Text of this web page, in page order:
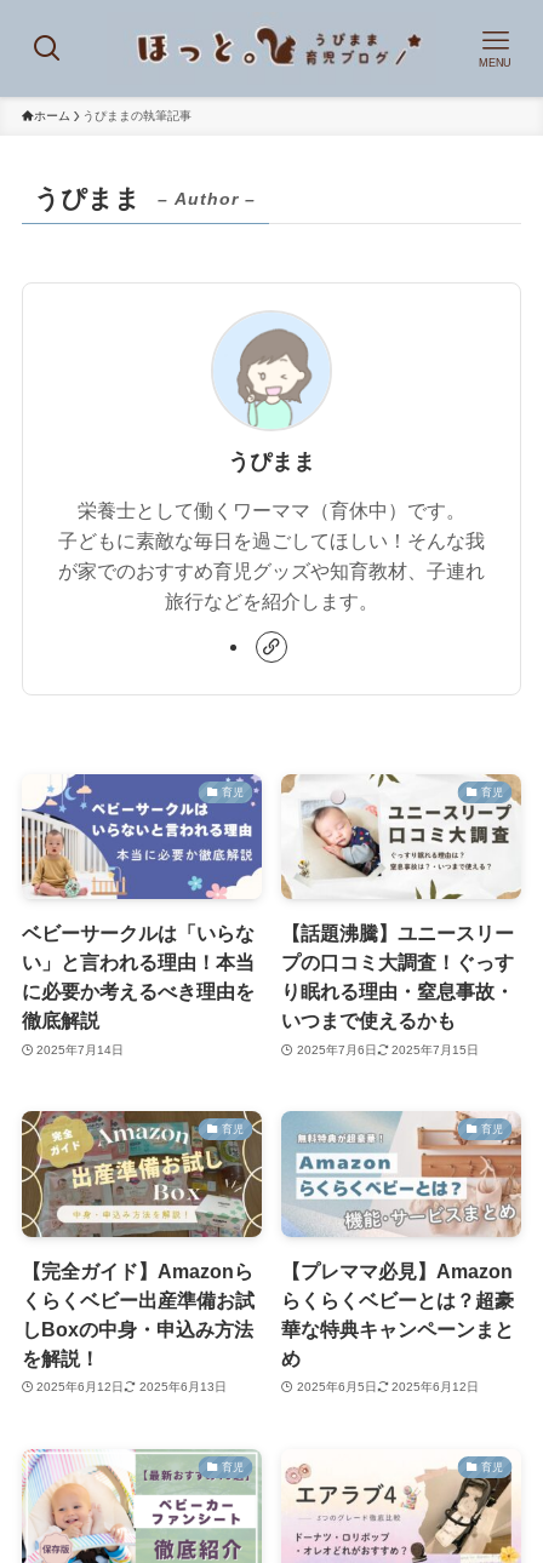
MENU
ホーム うぴままの執筆記事
うぴまま – Author –
うぴまま
栄養士として働くワーママ（育休中）です。
子どもに素敵な毎日を過ごしてほしい！そんな我
が家でのおすすめ育児グッズや知育教材、子連れ
旅行などを紹介します。
育児
ベビーサークルは「いらな
い」と言われる理由！本当
に必要か考えるべき理由を
徹底解説
2025年7月14日
育児
【話題沸騰】ユニースリー
プの口コミ大調査！ぐっす
り眠れる理由・窒息事故・
いつまで使えるかも
2025年7月6日 2025年7月15日
育児
【完全ガイド】Amazonら
くらくベビー出産準備お試
しBoxの中身・申込み方法
を解説！
2025年6月12日 2025年6月13日
育児
【プレママ必見】Amazon
らくらくベビーとは？超豪
華な特典キャンペーンまと
め
2025年6月5日 2025年6月12日
育児 育児